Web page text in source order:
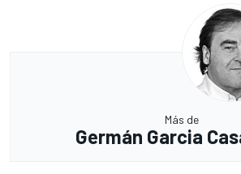
Más de
Germán Garcia